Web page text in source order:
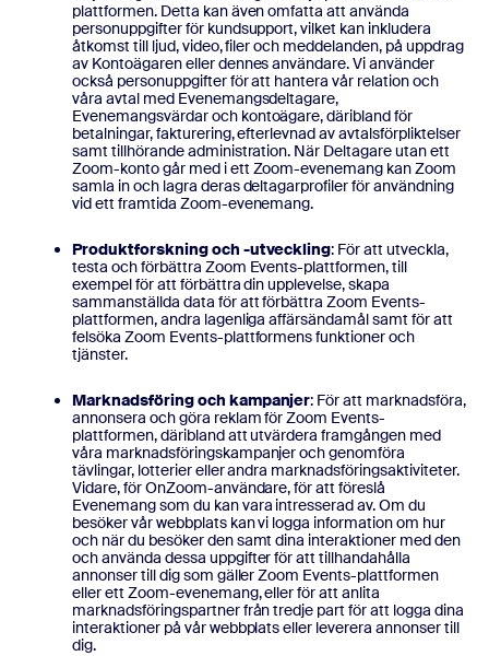
plattformen. Detta kan även omfatta att använda
personuppgifter för kundsupport, vilket kan inkludera
åtkomst till ljud, video, filer och meddelanden, på uppdrag
av Kontoägaren eller dennes användare. Vi använder
också personuppgifter för att hantera vår relation och
våra avtal med Evenemangsdeltagare,
Evenemangsvärdar och kontoägare, däribland för
betalningar, fakturering, efterlevnad av avtalsförpliktelser
samt tillhörande administration. När Deltagare utan ett
Zoom-konto går med i ett Zoom-evenemang kan Zoom
samla in och lagra deras deltagarprofiler för användning
vid ett framtida Zoom-evenemang.
Produktforskning och -utveckling: För att utveckla,
testa och förbättra Zoom Events-plattformen, till
exempel för att förbättra din upplevelse, skapa
sammanställda data för att förbättra Zoom Events-
plattformen, andra lagenliga affärsändamål samt för att
felsöka Zoom Events-plattformens funktioner och
tjänster.
Marknadsföring och kampanjer: För att marknadsföra,
annonsera och göra reklam för Zoom Events-
plattformen, däribland att utvärdera framgången med
våra marknadsföringskampanjer och genomföra
tävlingar, lotterier eller andra marknadsföringsaktiviteter.
Vidare, för OnZoom-användare, för att föreslå
Evenemang som du kan vara intresserad av. Om du
besöker vår webbplats kan vi logga information om hur
och när du besöker den samt dina interaktioner med den
och använda dessa uppgifter för att tillhandahålla
annonser till dig som gäller Zoom Events-plattformen
eller ett Zoom-evenemang, eller för att anlita
marknadsföringspartner från tredje part för att logga dina
interaktioner på vår webbplats eller leverera annonser till
dig.